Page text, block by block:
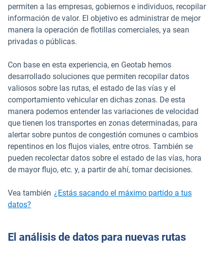
permiten a las empresas, gobiernos e individuos, recopilar
información de valor. El objetivo es administrar de mejor
manera la operación de flotillas comerciales, ya sean
privadas o públicas.
Con base en esta experiencia, en Geotab hemos
desarrollado soluciones que permiten recopilar datos
valiosos sobre las rutas, el estado de las vías y el
comportamiento vehicular en dichas zonas. De esta
manera podemos entender las variaciones de velocidad
que tienen los transportes en zonas determinadas, para
alertar sobre puntos de congestión comunes o cambios
repentinos en los flujos viales, entre otros. También se
pueden recolectar datos sobre el estado de las vías, hora
de mayor flujo, etc. y, a partir de ahí, tomar decisiones.
Vea también ¿Estás sacando el máximo partido a tus
datos?
El análisis de datos para nuevas rutas